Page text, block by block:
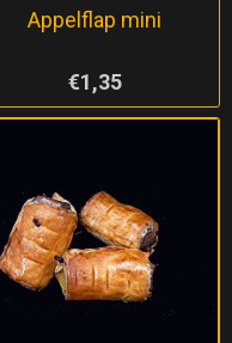
Appelflap mini
€1,35